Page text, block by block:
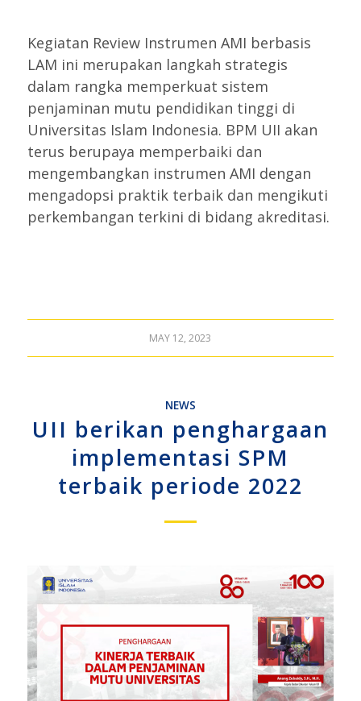
Kegiatan Review Instrumen AMI berbasis
LAM ini merupakan langkah strategis
dalam rangka memperkuat sistem
penjaminan mutu pendidikan tinggi di
Universitas Islam Indonesia. BPM UII akan
terus berupaya memperbaiki dan
mengembangkan instrumen AMI dengan
mengadopsi praktik terbaik dan mengikuti
perkembangan terkini di bidang akreditasi.
MAY 12, 2023
NEWS
UII berikan penghargaan
implementasi SPM
terbaik periode 2022